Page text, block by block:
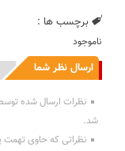
برچسب ها :
ناموجود
ارسال نظر شما
انتشار یافته : 0
نظرات ارسال شده
شد.
نظراتی که حاوی تهمت